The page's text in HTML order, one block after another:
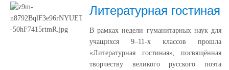
Литературная гостиная
В рамках недели гуманитарных наук для
учащихся 9–11‑х классов прошла
«Литературная гостиная», посвящённая
творчеству великого русского поэта